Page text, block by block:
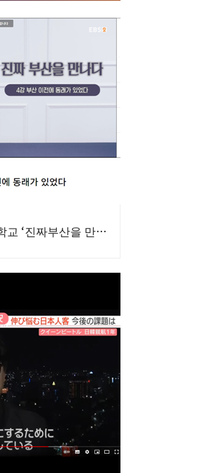
2024 / 01 / 15 EBS 평생학교 ‘진짜부산을 만나다 1강 ~ 8강’